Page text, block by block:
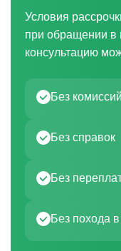
Условия
при обращении в
консультацию
Без комиссий
Без справок
Без
Без похода